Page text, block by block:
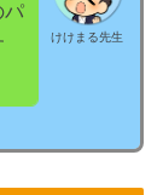
けけまる先生
パ